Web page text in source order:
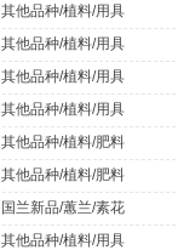
其他品种/植料/用具
其他品种/植料/用具
其他品种/植料/用具
其他品种/植料/用具
其他品种/植料/肥料
其他品种/植料/肥料
国兰新品/蕙兰/素花
其他品种/植料/用具